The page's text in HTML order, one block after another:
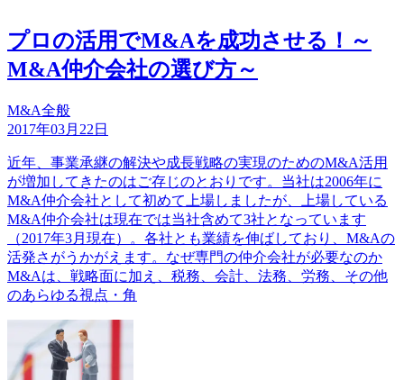
プロの活用でM&Aを成功させる！～
M&A仲介会社の選び方～
M&A全般
2017年03月22日
近年、事業承継の解決や成長戦略の実現のためのM&A活用
が増加してきたのはご存じのとおりです。当社は2006年に
M&A仲介会社として初めて上場しましたが、上場している
M&A仲介会社は現在では当社含めて3社となっています
（2017年3月現在）。各社とも業績を伸ばしており、M&Aの
活発さがうかがえます。なぜ専門の仲介会社が必要なのか
M&Aは、戦略面に加え、税務、会計、法務、労務、その他
のあらゆる視点・角